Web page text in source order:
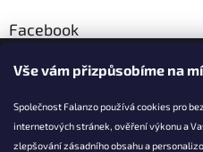
Vše vám přizpůsobíme na
Společnost Falanzo používá cookies pro
internetových stránek, ověření výkonu a
zlepšování zásadního obsahu a
Facebook
KONTAKT